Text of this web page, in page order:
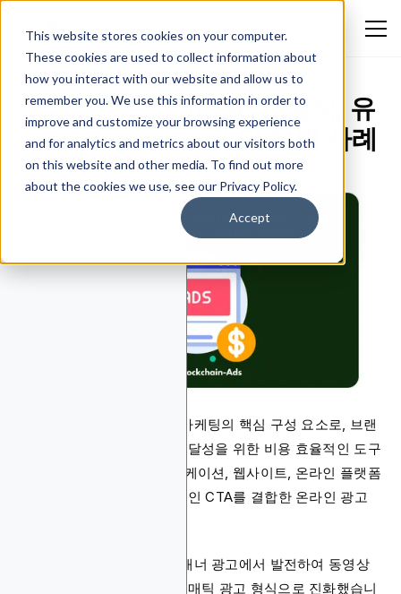
This website stores cookies on your computer.
These cookies are used to collect information about
how you interact with our website and allow us to
remember you. We use this information in order to
improve and customize your browsing experience
and for analytics and metrics about our visitors both
on this website and other media. To find out more
about the cookies we use, see our Privacy Policy.
Accept
디스플레이 광고: 정의, 형식, 유
형, 작동 원리, 도구 및 모범 사례
Jademi Jude March 31, 2026 일반 광고
디스플레이 광고는 디지털 마케팅의 핵심 구성 요소로, 브랜
드 인지도 구축과 전환 목표 달성을 위한 비용 효율적인 도구
입니다. 이는 다양한 애플리케이션, 웹사이트, 온라인 플랫폼
에서 이미지, 텍스트, 효과적인 CTA를 결합한 온라인 광고
디스플레이 광고는 기존의 배너 광고에서 발전하여 동영상
광고, 리치 미디어, 프로그래매틱 광고 형식으로 진화했습니